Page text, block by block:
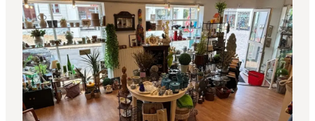
Essen & trinken
Übernachtung